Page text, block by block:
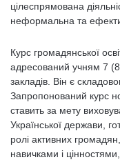
цілеспрямована
неформальна та
Курс громадянської
адресований учням 7 (8)
закладів. Він є
Запропонований курс
ставить за мету
Української держави,
ролі активних
навичками і